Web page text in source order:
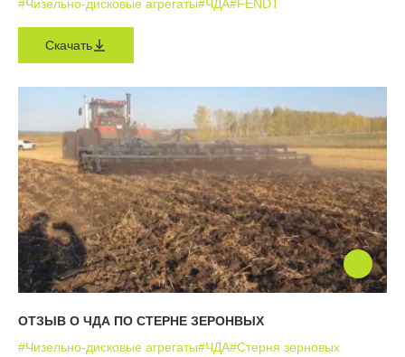
#Чизельно-дисковые агрегаты#ЧДА#FENDT
Скачать
ОТЗЫВ О ЧДА ПО СТЕРНЕ ЗЕРОНВЫХ
#Чизельно-дисковые агрегаты#ЧДА#Стерня зерновых